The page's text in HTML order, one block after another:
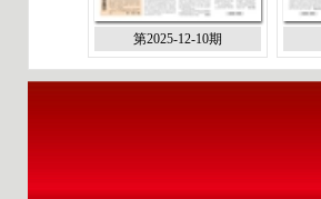
第2025-12-10期